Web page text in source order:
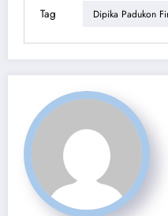
Tag Dipika Padukon